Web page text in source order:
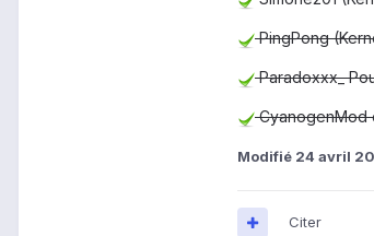
PingPong
Paradoxxx_
CyanogenMod
Modifié 24 avril
Citer